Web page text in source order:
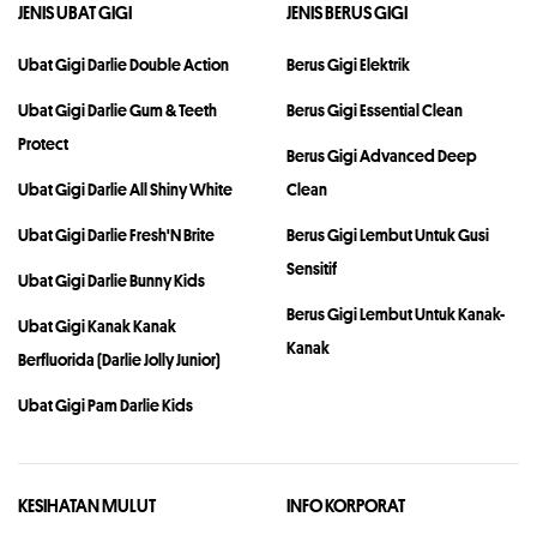
JENIS UBAT GIGI
Ubat Gigi Darlie Double Action
Ubat Gigi Darlie Gum & Teeth
Protect
Ubat Gigi Darlie All Shiny White
Ubat Gigi Darlie Fresh'N Brite
Ubat Gigi Darlie Bunny Kids
Ubat Gigi Kanak Kanak
Berfluorida (Darlie Jolly Junior)
Ubat Gigi Pam Darlie Kids
JENIS BERUS GIGI
Berus Gigi Elektrik
Berus Gigi Essential Clean
Berus Gigi Advanced Deep
Clean
Berus Gigi Lembut Untuk Gusi
Sensitif
Berus Gigi Lembut Untuk Kanak-
Kanak
KESIHATAN MULUT INFO KORPORAT